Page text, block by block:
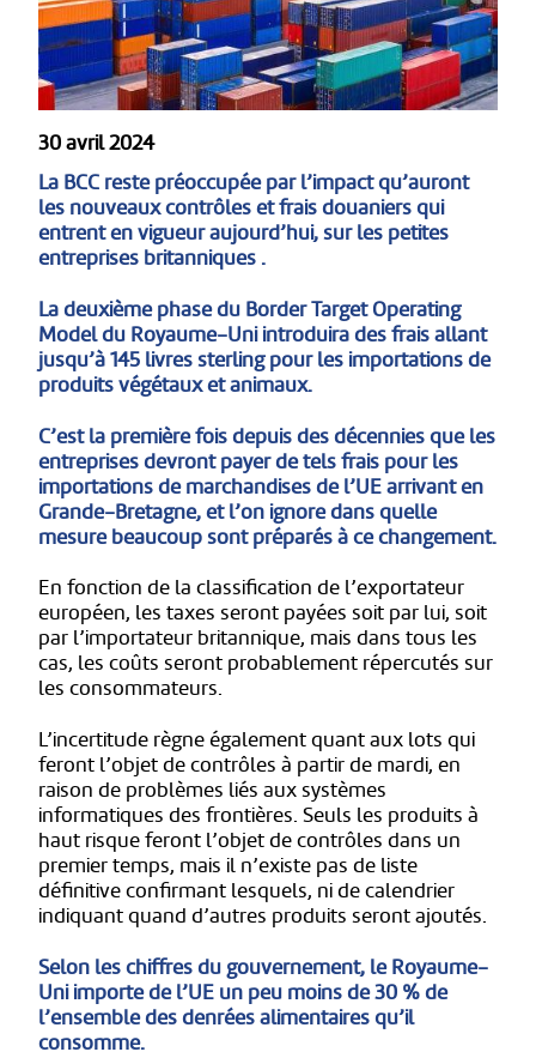
30 avril 2024
La BCC reste préoccupée par l’impact qu’auront
les nouveaux contrôles et frais douaniers qui
entrent en vigueur aujourd’hui, sur les petites
entreprises britanniques .
La deuxième phase du Border Target Operating
Model du Royaume-Uni introduira des frais allant
jusqu’à 145 livres sterling pour les importations de
produits végétaux et animaux.
C’est la première fois depuis des décennies que les
entreprises devront payer de tels frais pour les
importations de marchandises de l’UE arrivant en
Grande-Bretagne, et l’on ignore dans quelle
mesure beaucoup sont préparés à ce changement.
En fonction de la classification de l’exportateur
européen, les taxes seront payées soit par lui, soit
par l’importateur britannique, mais dans tous les
cas, les coûts seront probablement répercutés sur
les consommateurs.
L’incertitude règne également quant aux lots qui
feront l’objet de contrôles à partir de mardi, en
raison de problèmes liés aux systèmes
informatiques des frontières. Seuls les produits à
haut risque feront l’objet de contrôles dans un
premier temps, mais il n’existe pas de liste
définitive confirmant lesquels, ni de calendrier
indiquant quand d’autres produits seront ajoutés.
Selon les chiffres du gouvernement, le Royaume-
Uni importe de l’UE un peu moins de 30 % de
l’ensemble des denrées alimentaires qu’il
consomme.